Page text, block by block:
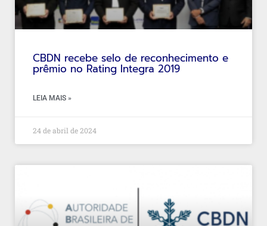
CBDN recebe selo de reconhecimento e
prêmio no Rating Integra 2019
LEIA MAIS »
24 de abril de 2024